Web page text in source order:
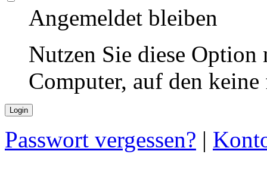
Angemeldet bleiben
Nutzen Sie diese
Computer, auf den
Passwort vergessen? |